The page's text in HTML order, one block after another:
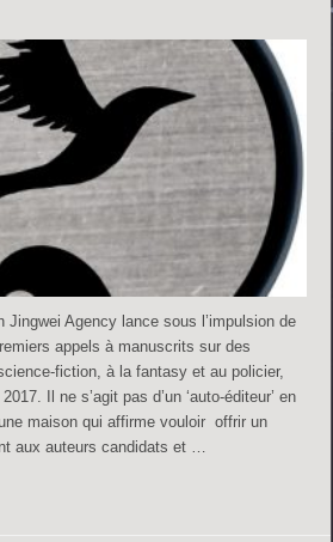
Jingwei Agency lance sous l’impulsion de
appels à manuscrits sur des
fiction, à la fantasy et au policier,
Il ne s’agit pas d’un ‘auto-éditeur’ en
maison qui affirme vouloir offrir un
aux auteurs candidats et …